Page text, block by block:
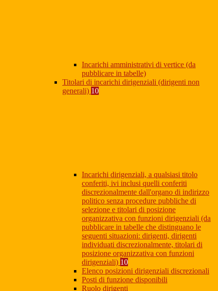
Incarichi amministrativi di vertice (da
pubblicare in tabelle)
Titolari di incarichi dirigenziali (dirigenti non
generali) 10
Incarichi dirigenziali, a qualsiasi titolo
conferiti, ivi inclusi quelli conferiti
discrezionalmente dall'organo di indirizzo
politico senza procedure pubbliche di
selezione e titolari di posizione
organizzativa con funzioni dirigenziali (da
pubblicare in tabelle che distinguano le
seguenti situazioni: dirigenti, dirigenti
individuati discrezionalmente, titolari di
posizione organizzativa con funzioni
dirigenziali) 10
Elenco posizioni dirigenziali discrezionali
Posti di funzione disponibili
Ruolo dirigenti